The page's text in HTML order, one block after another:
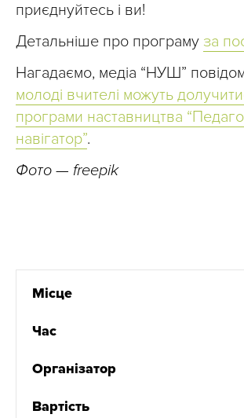
приєднуйтесь і ви!
Детальніше про програму за
Нагадаємо, медіа “НУШ”
молоді вчителі можуть
програми наставництва
навігатор”.
Фото — freepik
Місце
Час
Організатор
Вартість